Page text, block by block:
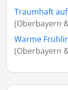
Traumhaft
(Oberbayern
Warme
(Oberbayern